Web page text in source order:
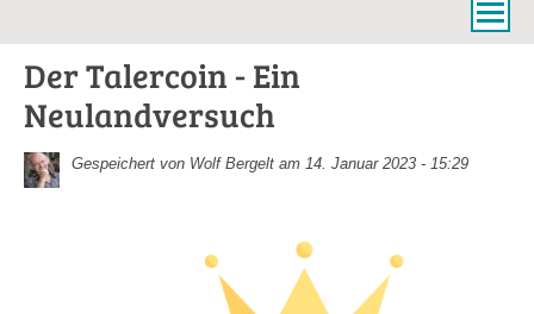
Der Talercoin - Ein
Neulandversuch
Gespeichert von Wolf Bergelt am 14. Januar 2023 - 15:29